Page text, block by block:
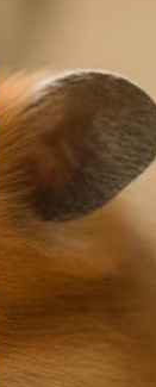
Rampa
accesso
divano
Advance
Urinary
quando
problemi